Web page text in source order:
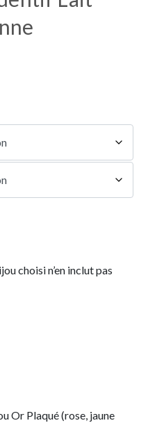
choisi n’en inclut pas
Or Plaqué (rose, jaune